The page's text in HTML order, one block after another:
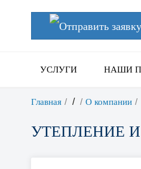
УСЛУГИ НАШИ
Главная / О компании
УТЕПЛЕНИЕ